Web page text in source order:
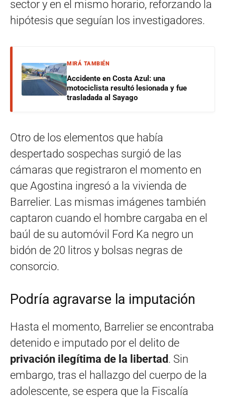
sector y en el mismo horario, reforzando la
hipótesis que seguían los investigadores.
MIRÁ TAMBIÉN
Accidente en Costa Azul: una
motociclista resultó lesionada y fue
trasladada al Sayago
Otro de los elementos que había
despertado sospechas surgió de las
cámaras que registraron el momento en
que Agostina ingresó a la vivienda de
Barrelier. Las mismas imágenes también
captaron cuando el hombre cargaba en el
baúl de su automóvil Ford Ka negro un
bidón de 20 litros y bolsas negras de
consorcio.
Podría agravarse la imputación
Hasta el momento, Barrelier se encontraba
detenido e imputado por el delito de
privación ilegítima de la libertad . Sin
embargo, tras el hallazgo del cuerpo de la
adolescente, se espera que la Fiscalía